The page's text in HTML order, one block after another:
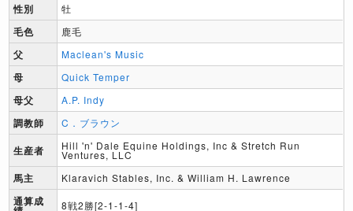
性別 牡
毛色 鹿毛
父 Maclean's Music
母 Quick Temper
母父 A.P. Indy
調教師 C．ブラウン
生産者 Hill 'n' Dale Equine Holdings, Inc & Stretch Run
Ventures, LLC
馬主 Klaravich Stables, Inc. & William H. Lawrence
通算成 8戦2勝[2-1-1-4]